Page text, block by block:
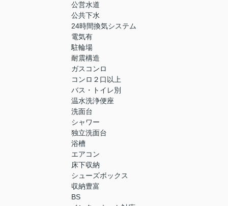
公営水道
公共下水
24時間換気システム
電気有
駐輪場
耐震構造
ガスコンロ
コンロ２口以上
バス・トイレ別
温水洗浄便座
洗面台
シャワー
独立洗面台
浴槽
エアコン
床下収納
シューズボックス
収納豊富
BS